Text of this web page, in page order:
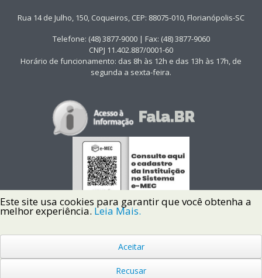
Rua 14 de Julho, 150, Coqueiros, CEP: 88075-010, Florianópolis-SC
Telefone: (48) 3877-9000 | Fax: (48) 3877-9060
CNPJ 11.402.887/0001-60
Horário de funcionamento: das 8h às 12h e das 13h às 17h, de
segunda a sexta-feira.
Copyright © 2022 Instituto Federal de Santa Catarina IFSC
Todos os Direitos Reservados.
Este site usa cookies para garantir que você obtenha a
melhor experiência. Leia Mais.
Aceitar
Recusar